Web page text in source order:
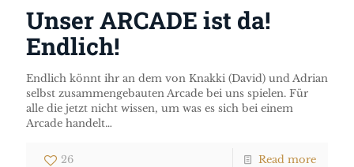
Unser ARCADE ist da!
Endlich!
Endlich könnt ihr an dem von Knakki (David) und Adrian
selbst zusammengebauten Arcade bei uns spielen. Für
alle die jetzt nicht wissen, um was es sich bei einem
Arcade handelt…
26 Read more